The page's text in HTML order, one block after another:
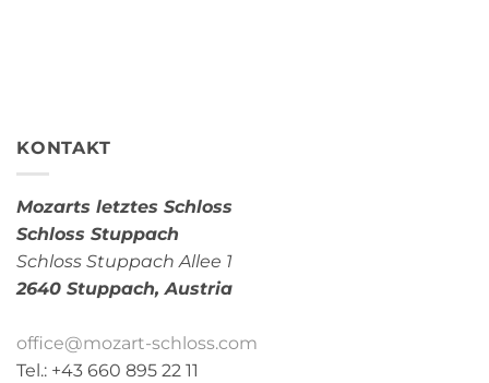
KONTAKT
Mozarts letztes Schloss
Schloss Stuppach
Schloss Stuppach Allee 1
2640 Stuppach,Austria
office@mozart-schloss.com
Tel.: +43 660 895 22 11